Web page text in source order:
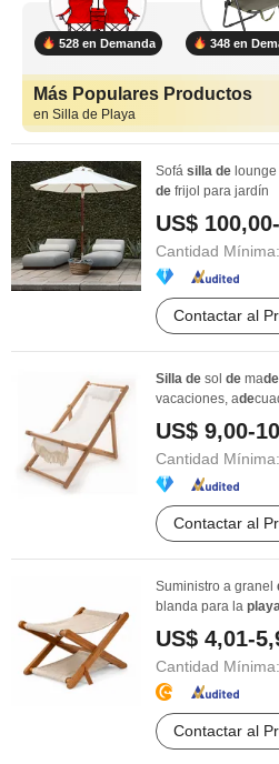
528 en Demanda 348 en
Más Populares Productos
en Silla de Playa
Sofá silla de
de frijol para jardín
US$
Cantidad Mínima:
Contactar al
Silla de sol de made
vacaciones, ade
US$ 9,00-
Cantidad Mínima:
Contactar al
Suministro a granel
blanda para la
US$ 4,01-
Cantidad Mínima:
Contactar al